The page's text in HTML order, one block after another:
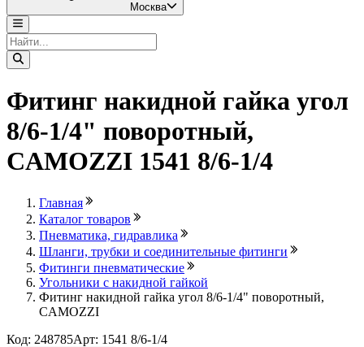
Москва
Фитинг накидной гайка угол
8/6-1/4" поворотный,
CAMOZZI 1541 8/6-1/4
Главная
Каталог товаров
Пневматика, гидравлика
Шланги, трубки и соединительные фитинги
Фитинги пневматические
Угольники с накидной гайкой
Фитинг накидной гайка угол 8/6-1/4" поворотный,
CAMOZZI
Код: 248785Арт: 1541 8/6-1/4